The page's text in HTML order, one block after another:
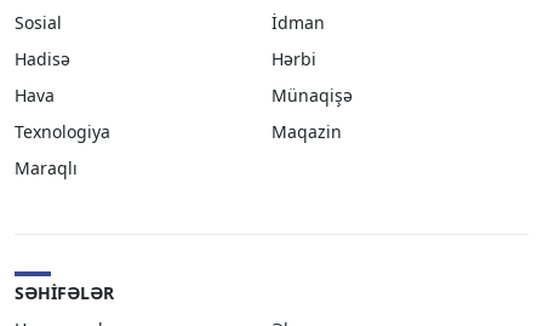
Sosial
İdman
Hadisə
Hərbi
Hava
Münaqişə
Texnologiya
Maqazin
Maraqlı
SƏHIFƏLƏR